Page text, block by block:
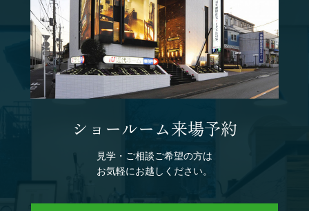
ショールーム来場予約
見学・ご相談ご希望の方は
お気軽にお越しください。